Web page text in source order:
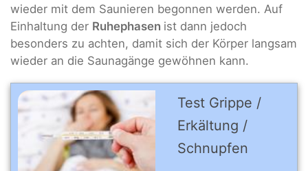
wieder mit dem Saunieren begonnen werden. Auf
Einhaltung der Ruhephasen ist dann jedoch
besonders zu achten, damit sich der Körper langsam
wieder an die Saunagänge gewöhnen kann.
Test Grippe /
Erkältung /
Schnupfen